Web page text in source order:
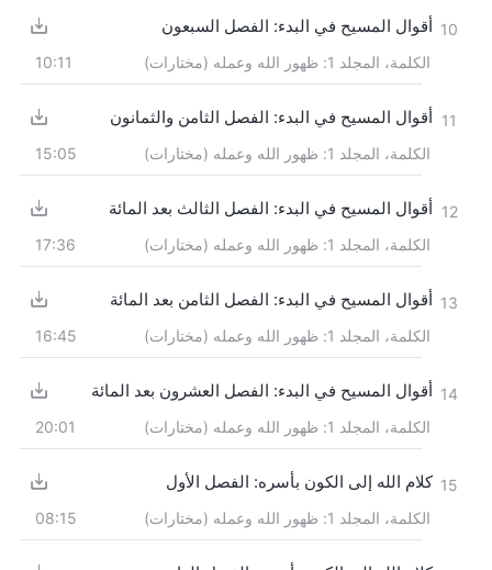
10 أقوال المسيح في البدء: الفصل السبعون
الكلمة، المجلد 1: ظهور الله وعمله (مختارات) 10:11
11 أقوال المسيح في البدء: الفصل الثامن والثمانون
الكلمة، المجلد 1: ظهور الله وعمله (مختارات) 15:05
12 أقوال المسيح في البدء: الفصل الثالث بعد المائة
الكلمة، المجلد 1: ظهور الله وعمله (مختارات) 17:36
13 أقوال المسيح في البدء: الفصل الثامن بعد المائة
الكلمة، المجلد 1: ظهور الله وعمله (مختارات) 16:45
14 أقوال المسيح في البدء: الفصل العشرون بعد المائة
الكلمة، المجلد 1: ظهور الله وعمله (مختارات) 20:01
15 كلام الله إلى الكون بأسره: الفصل الأول
الكلمة، المجلد 1: ظهور الله وعمله (مختارات) 08:15